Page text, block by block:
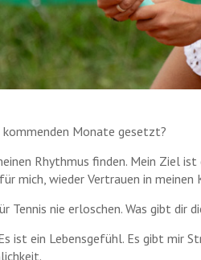
Monate gesetzt?
Rhythmus finden. Mein Ziel
mich, wieder Vertrauen in meinen
nie erloschen. Was gibt dir
ist ein Lebensgefühl. Es gibt mir